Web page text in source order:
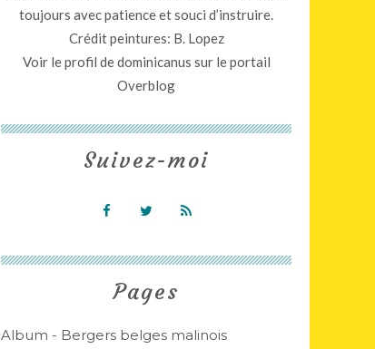
Pages
Album - Bergers belges malinois
toujours avec patience et souci d’instruire.
Crédit peintures: B. Lopez
Voir le profil dedominicanus sur le portail
Overblog
Suivez-moi